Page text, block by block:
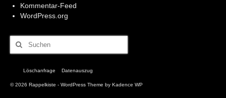
Kommentar-Feed
WordPress.org
Suchen
nach:
Löschanfrage Datenauszug
© 2026 Rappelkiste - WordPress Theme by Kadence WP